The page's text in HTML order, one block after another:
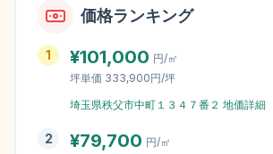
価格ランキング
1 ¥101,000 円/㎡
坪単価 333,900円/坪
埼玉県秩父市中町１３４７番２ 地価詳細
2 ¥79,700 円/㎡